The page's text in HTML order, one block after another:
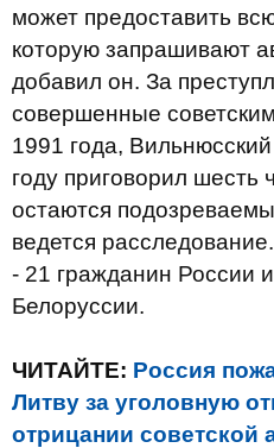
может предоставить
которую запрашивают
добавил он. За
совершенные
1991 года,
году приговорил шесть
остаются
ведется
- 21 гражданин России
Белоруссии.
ЧИТАЙТЕ: Россия
Литву за уголовную
отрицании советской